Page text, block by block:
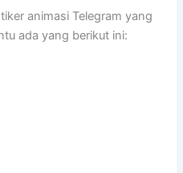
animasi Telegram yang
ada yang berikut ini: